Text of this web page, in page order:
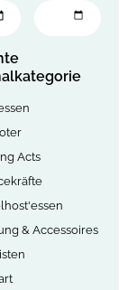
Acts
& Accessoires